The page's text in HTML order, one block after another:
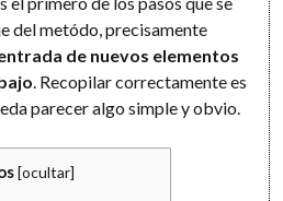
del metódo, precisamente
de nuevos elementos
. Recopilar correctamente es
parecer algo simple y obvio.
[ocultar]